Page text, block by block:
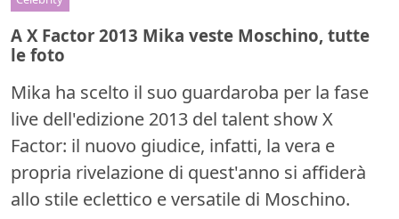
A X Factor 2013 Mika veste Moschino, tutte
le foto
Mika ha scelto il suo guardaroba per la fase
live dell'edizione 2013 del talent show X
Factor: il nuovo giudice, infatti, la vera e
propria rivelazione di quest'anno si affiderà
allo stile eclettico e versatile di Moschino.